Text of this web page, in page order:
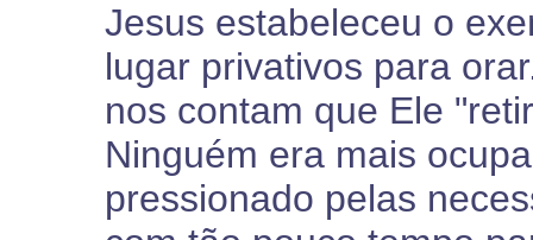
Jesus estabeleceu o
lugar privativos para
nos contam que Ele
Ninguém era mais
pressionado pelas